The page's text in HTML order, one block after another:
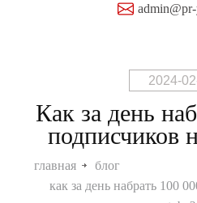
2024-
Как за день
подписчиков
главная
блог
как за день набрать 100